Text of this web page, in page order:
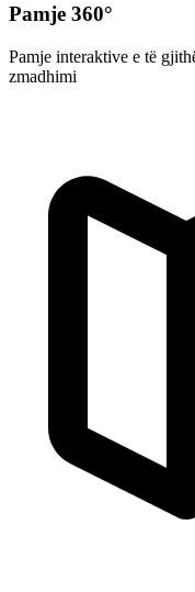
Pamje 360°
Pamje interaktive e të
zmadhimi